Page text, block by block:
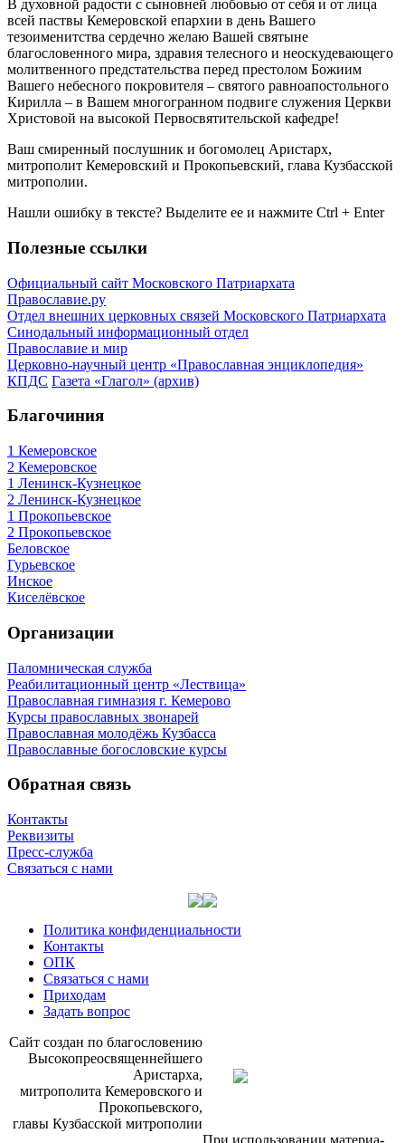
В духовной радости с сыновней любовью от себя и от лица
всей паствы Кемеровской епархии в день Вашего
тезоименитства сердечно желаю Вашей святыне
благословенного мира, здравия телесного и неоскудевающего
молитвенного предстательства перед престолом Божиим
Вашего небесного покровителя – святого равноапостольного
Кирилла – в Вашем многогранном подвиге служения Церкви
Христовой на высокой Первосвятительской кафедре!
Ваш смиренный послушник и богомолец Аристарх,
митрополит Кемеровский и Прокопьевский, глава Кузбасской
митрополии.
Нашли ошибку в тексте? Выделите ее и нажмите Ctrl + Enter
Полезные ссылки
Официальный сайт Московского Патриархата
Православие.ру
Отдел внешних церковных связей Московского Патриархата
Синодальный информационный отдел
Православие и мир
Церковно-научный центр «Православная энциклопедия»
КПДС Газета «Глагол» (архив)
Благочиния
1 Кемеровское
2 Кемеровское
1 Ленинск-Кузнецкое
2 Ленинск-Кузнецкое
1 Прокопьевское
2 Прокопьевское
Беловское
Гурьевское
Инское
Киселёвское
Организации
Паломническая служба
Реабилитационный центр «Лествица»
Православная гимназия г. Кемерово
Курсы православных звонарей
Православная молодёжь Кузбасса
Православные богословские курсы
Обратная связь
Контакты
Реквизиты
Пресс-служба
Связаться с нами
Политика конфиденциальности
Контакты
ОПК
Связаться с нами
Приходам
Задать вопрос
Сайт со­здан по бла­го­сло­ве­нию
Вы­со­ко­прео­свя­щен­ней­ше­го
Ари­стар­ха,
мит­ро­по­ли­та Ке­ме­ров­ско­го и
Про­ко­пьев­ско­го,
гла­вы Куз­бас­ской мит­ро­по­лии
При ис­поль­зо­ва­нии ма­те­ри­а­